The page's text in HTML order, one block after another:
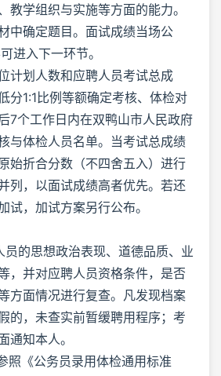
教学组织与实施等方面的能力。
中确定题目。面试成绩当场公
进入下一环节。
计划人数和应聘人员考试总成
分1:1比例等额确定考核、体检对
7个工作日内在双鸭山市人民政府
与体检人员名单。当考试总成绩
始折合分数（不四舍五入）进行
列，以面试成绩高者优先。若还
试，加试方案另行公布。
员的思想政治表现、道德品质、业
，并对应聘人员资格条件，是否
方面情况进行复查。凡发现档案
的，未查实前暂缓聘用程序；考
通知本人。
照《公务员录用体检通用标准